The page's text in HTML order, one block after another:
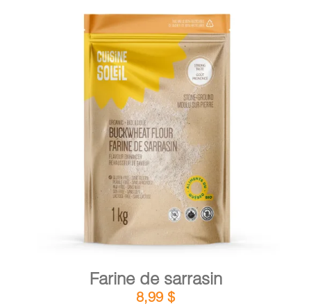
AJOUTER AU PANIER / DÉTAILS
Farine de sarrasin
8,99 $